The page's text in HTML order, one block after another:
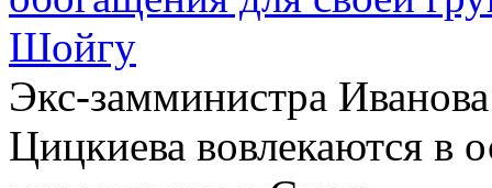
Шойгу
Экс-замминистра
Цицкиева вовлекаются в